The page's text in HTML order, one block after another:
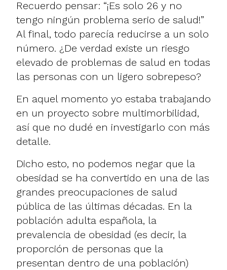
Recuerdo pensar: “¡Es solo 26 y no
tengo ningún problema serio de salud!”
Al final, todo parecía reducirse a un solo
número. ¿De verdad existe un riesgo
elevado de problemas de salud en todas
las personas con un ligero sobrepeso?
En aquel momento yo estaba trabajando
en un proyecto sobre multimorbilidad,
así que no dudé en investigarlo con más
detalle.
Dicho esto, no podemos negar que la
obesidad se ha convertido en una de las
grandes preocupaciones de salud
pública de las últimas décadas. En la
población adulta española, la
prevalencia de obesidad (es decir, la
proporción de personas que la
presentan dentro de una población)